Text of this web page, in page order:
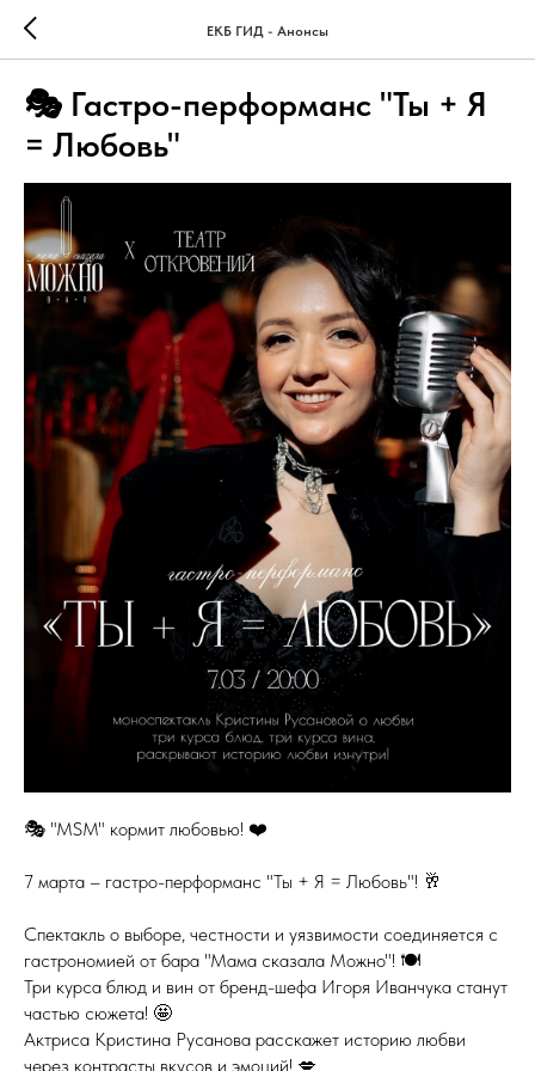
ЕКБ ГИД - Анонсы
🎭 Гастро-перформанс "Ты + Я
= Любовь"
🎭 "MSM" кормит любовью! ❤️
7 марта – гастро-перформанс "Ты + Я = Любовь"! 🥂
Спектакль о выборе, честности и уязвимости соединяется с
гастрономией от бара "Мама сказала Можно"! 🍽️
Три курса блюд и вин от бренд-шефа Игоря Иванчука станут
частью сюжета! 🤩
Актриса Кристина Русанова расскажет историю любви
через контрасты вкусов и эмоций! 💋